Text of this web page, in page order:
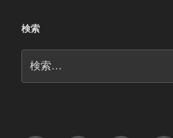
検索